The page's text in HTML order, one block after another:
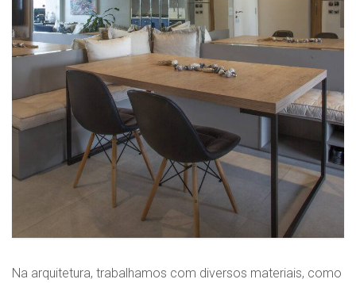
Na arquitetura, trabalhamos com diversos materiais, como